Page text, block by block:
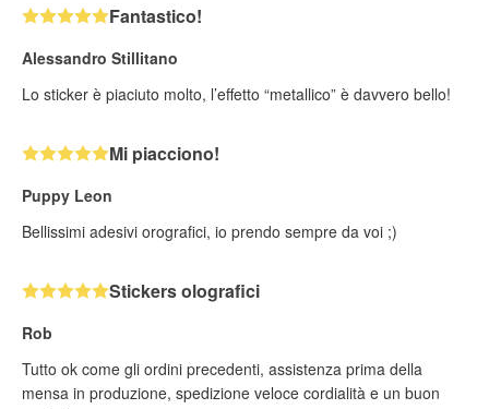
Fantastico!
Alessandro Stillitano
Lo sticker è piaciuto molto, l’effetto “metallico” è davvero bello!
Mi piacciono!
Puppy Leon
Bellissimi adesivi orografici, io prendo sempre da voi ;)
Stickers olografici
Rob
Tutto ok come gli ordini precedenti, assistenza prima della
mensa in produzione, spedizione veloce cordialità e un buon